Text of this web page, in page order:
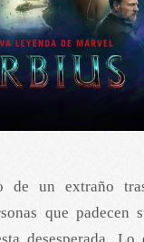
de un extraño
que padecen